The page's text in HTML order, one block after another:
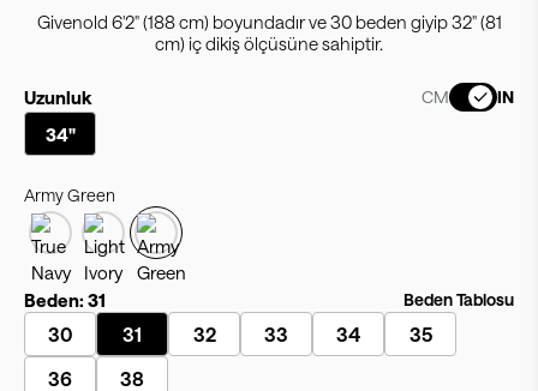
Givenold 6'2" (188 cm) boyundadır ve 30 beden giyip 32" (81
cm) iç dikiş ölçüsüne sahiptir.
Uzunluk CM IN
34"
Army Green
Beden: 31 Beden Tablosu
30 31 32 33 34
35
36
38